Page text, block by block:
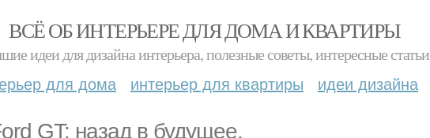
ВСЁ ОБ ИНТЕРЬЕРЕ ДЛЯ ДОМА И КВАРТИРЫ
идеи для дизайна интерьера, полезные советы, интересные статьи
для дома интерьер для квартиры идеи дизайна
GT: назад в будущее.